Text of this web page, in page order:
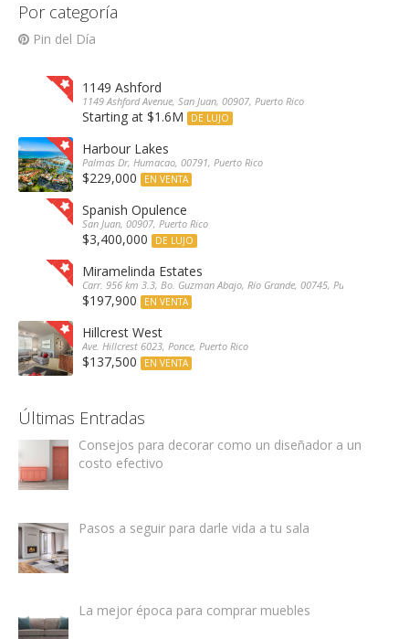
Por categoría
Pin del Día
1149 Ashford
1149 Ashford Avenue, San Juan, 00907, Puerto Rico
Starting at $1.6M DE LUJO
Harbour Lakes
Palmas Dr, Humacao, 00791, Puerto Rico
$229,000 EN VENTA
Spanish Opulence
San Juan, 00907, Puerto Rico
$3,400,000 DE LUJO
Miramelinda Estates
Carr. 956 km 3.3, Bo. Guzman Abajo, Río Grande, 00745, Puerto Rico
$197,900 EN VENTA
Hillcrest West
Ave. Hillcrest 6023, Ponce, Puerto Rico
$137,500 EN VENTA
Últimas Entradas
Consejos para decorar como un diseñador a un
costo efectivo
Pasos a seguir para darle vida a tu sala
La mejor época para comprar muebles